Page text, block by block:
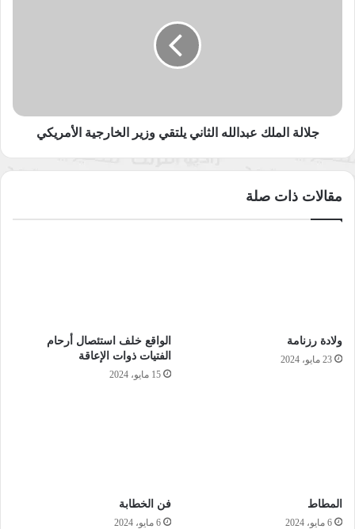
العاب وملابس او طعام أما الحصالة فلن تكون للنقود فقط فبالاضافة
للنقود سيضع الطفل وحتى الاهل النشاطات التطوعية اللذين يريدون
صندوق السعادة ربط التطوع بالسعادة حتى ينشأ الطفل على مبدأ
التطوع والاهتمام بالمجتمع
جلالة الملك عبدالله الثاني يلتقي وزير الخارجية الأمريكي
مقالات ذات صلة
ولادة رزنامة
23 مايو، 2024
الواقع خلف استئصال أرحام
الفتيات ذوات الإعاقة
15 مايو، 2024
المطاط
6 مايو، 2024
فن الخطابة
6 مايو، 2024